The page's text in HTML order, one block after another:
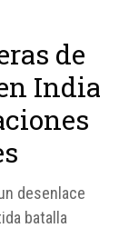
de
India
desenlace
batalla